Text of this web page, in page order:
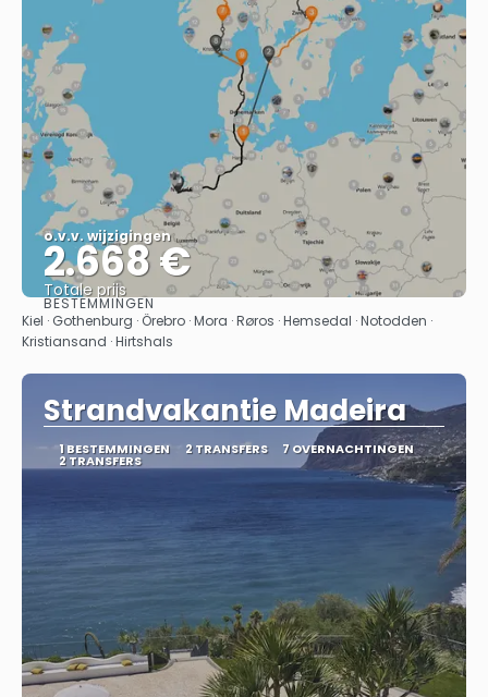
o.v.v. wijzigingen
2.668 €
Totale prijs
Bekijk
BESTEMMINGEN
Kiel · Gothenburg · Örebro · Mora · Røros · Hemsedal · Notodden ·
Kristiansand · Hirtshals
Strandvakantie Madeira
1 BESTEMMINGEN 2 TRANSFERS 7 OVERNACHTINGEN
2 TRANSFERS